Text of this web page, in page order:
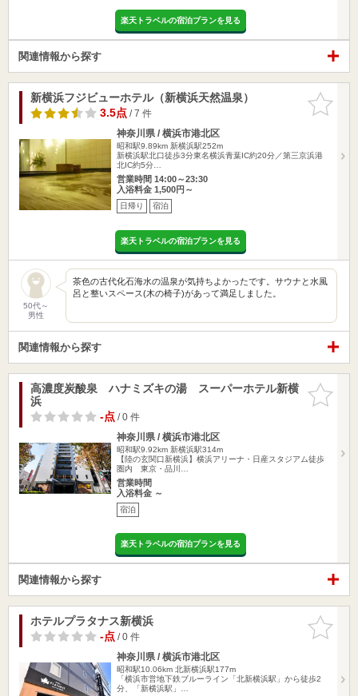
楽天トラベルの宿泊プランを見る
関連情報から探す
お気に入
りに追加
新横浜フジビューホテル（新横浜天然温泉）
3.5点/ 7 件
神奈川県 / 横浜市港北区
昭和駅9.89km 新横浜駅252m
新横浜駅北口徒歩3分東名横浜青葉IC約20分／第三京浜港
北IC約5分…
営業時間 14:00～23:30
入浴料金 1,500円～
日帰り 宿泊
楽天トラベルの宿泊プランを見る
50代～
男性
茶色の古代化石海水の温泉が気持ちよかったです。サウナと水風
呂と整いスペース(木の椅子)があって満足しました。
関連情報から探す
お気に入
りに追加
高濃度炭酸泉 ハナミズキの湯 スーパーホテル新横
浜
-点/ 0 件
神奈川県 / 横浜市港北区
昭和駅9.92km 新横浜駅314m
【陸の玄関口新横浜】横浜アリーナ・日産スタジアム徒歩
圏内 東京・品川…
営業時間
入浴料金 ～
宿泊
楽天トラベルの宿泊プランを見る
関連情報から探す
お気に入
りに追加
ホテルプラタナス新横浜
-点/ 0 件
神奈川県 / 横浜市港北区
昭和駅10.06km 北新横浜駅177m
「横浜市営地下鉄ブルーライン「北新横浜駅」から徒歩2
分、「新横浜駅」…